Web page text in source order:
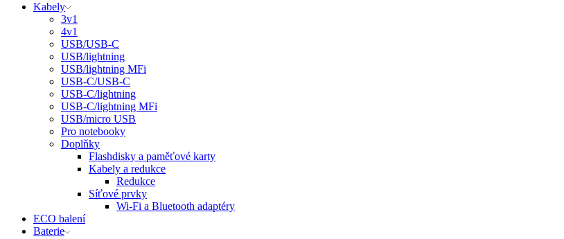
Kabely
3v1
4v1
USB/USB-C
USB/lightning
USB/lightning MFi
USB-C/USB-C
USB-C/lightning
USB-C/lightning MFi
USB/micro USB
Pro notebooky
Doplňky
Flashdisky a paměťové karty
Kabely a redukce
Redukce
Síťové prvky
Wi-Fi a Bluetooth adaptéry
ECO balení
Baterie